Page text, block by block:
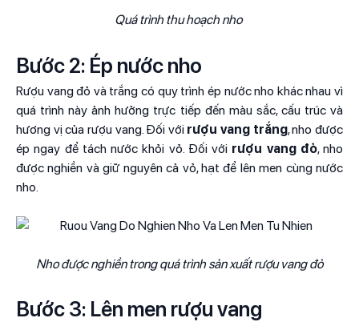
Quá trình thu hoạch nho
Bước 2: Ép nước nho
Rượu vang đỏ và trắng có quy trình ép nước nho khác nhau vì
quá trình này ảnh hưởng trực tiếp đến màu sắc, cấu trúc và
hương vị của rượu vang. Đối với rượu vang trắng, nho được
ép ngay để tách nước khỏi vỏ. Đối với rượu vang đỏ, nho
được nghiền và giữ nguyên cả vỏ, hạt để lên men cùng nước
nho.
Nho được nghiền trong quá trình sản xuất rượu vang đỏ
Bước 3: Lên men rượu vang